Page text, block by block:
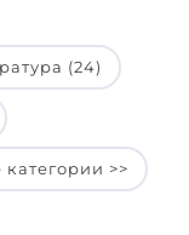
(24)
категории >>